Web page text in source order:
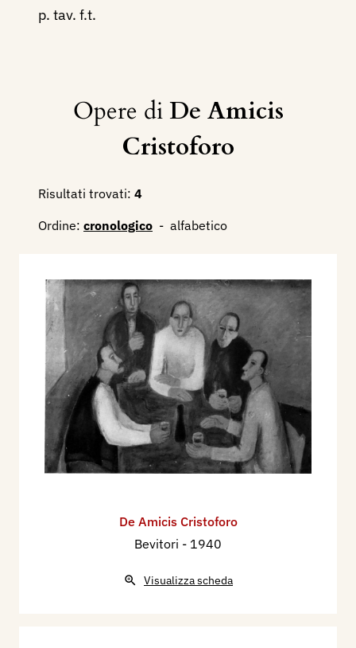
p. tav. f.t.
Opere diDe Amicis
Cristoforo
Risultati trovati: 4
Ordine: cronologico - alfabetico
De Amicis Cristoforo
Bevitori - 1940
Visualizza scheda